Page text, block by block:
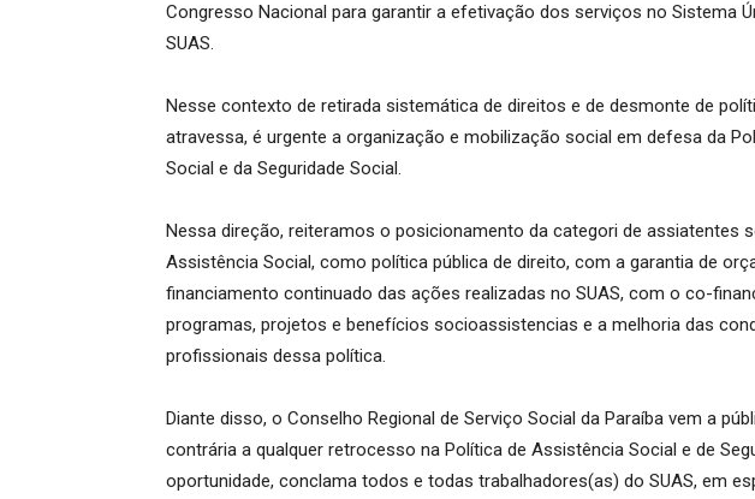
Congresso Nacional para garantir a efetivação dos serviços no Sistema
SUAS.
Nesse contexto de retirada sistemática de direitos e de desmonte de
atravessa, é urgente a organização e mobilização social em defesa da
Social e da Seguridade Social.
Nessa direção, reiteramos o posicionamento da categori de assiatentes
Assistência Social, como política pública de direito, com a garantia de
financiamento continuado das ações realizadas no SUAS, com o co-
programas, projetos e benefícios socioassistencias e a melhoria das
profissionais dessa política.
Diante disso, o Conselho Regional de Serviço Social da Paraíba vem a
contrária a qualquer retrocesso na Política de Assistência Social e de
oportunidade, conclama todos e todas trabalhadores(as) do SUAS, em